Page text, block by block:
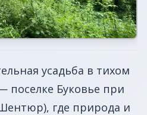
усадьба в тихом
поселке Буковье при
где природа и